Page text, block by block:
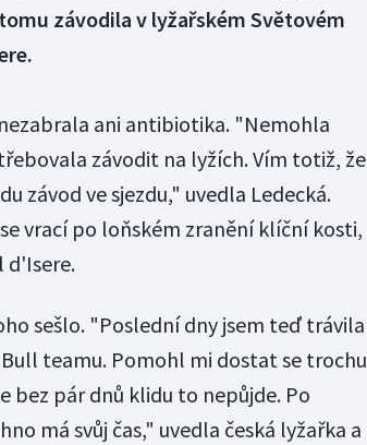
závodila v lyžařském Světovém
ani antibiotika. "Nemohla
závodit na lyžích. Vím totiž, že
závod ve sjezdu," uvedla Ledecká.
vrací po loňském zranění klíční kosti,
d'Isere.
sešlo. "Poslední dny jsem teď trávila
teamu. Pomohl mi dostat se trochu
bez pár dnů klidu to nepůjde. Po
má svůj čas," uvedla česká lyžařka a